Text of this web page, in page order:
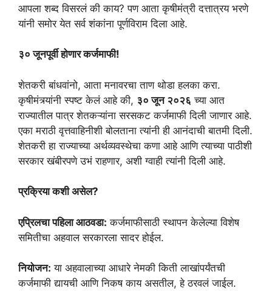
आपला शब्द विसरलं की काय? पण आता कृषीमंत्री दत्तात्रय भरणे
यांनी समोर येत सर्व शंकांना पूर्णविराम दिला आहे.
३० जूनपूर्वी होणार कर्जमाफी!
​शेतकरी बांधवांनो, आता मनावरचा ताण थोडा हलका करा.
कृषीमंत्र्यांनी स्पष्ट केलं आहे की, ३० जून २०२६ च्या आत
राज्यातील पात्र शेतकऱ्यांना सरसकट कर्जमाफी दिली जाणार आहे.
एका मराठी वृत्तवाहिनीशी बोलताना त्यांनी ही आनंदाची बातमी दिली.
शेतकरी हा राज्याच्या अर्थव्यवस्थेचा कणा आहे आणि त्याच्या पाठीशी
सरकार खंबीरपणे उभं राहणार, अशी ग्वाही त्यांनी दिली आहे.
प्रक्रिया कशी असेल?
एप्रिलचा पहिला आठवडा: कर्जमाफीसाठी स्थापन केलेल्या विशेष
समितीचा अहवाल सरकारला सादर होईल.
नियोजन: या अहवालाच्या आधारे नेमकी किती लाखांपर्यंतची
कर्जमाफी द्यायची आणि निकष काय असतील, हे ठरवलं जाईल.